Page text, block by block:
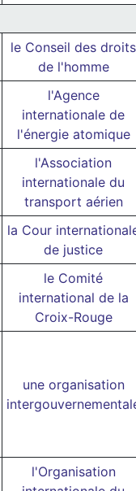
le Conseil des droits
de l'homme
l'Agence
internationale de
l'énergie atomique
l'Association
internationale du
transport aérien
la Cour
de justice
le Comité
international de la
Croix-Rouge
une organisation
l'Organisation